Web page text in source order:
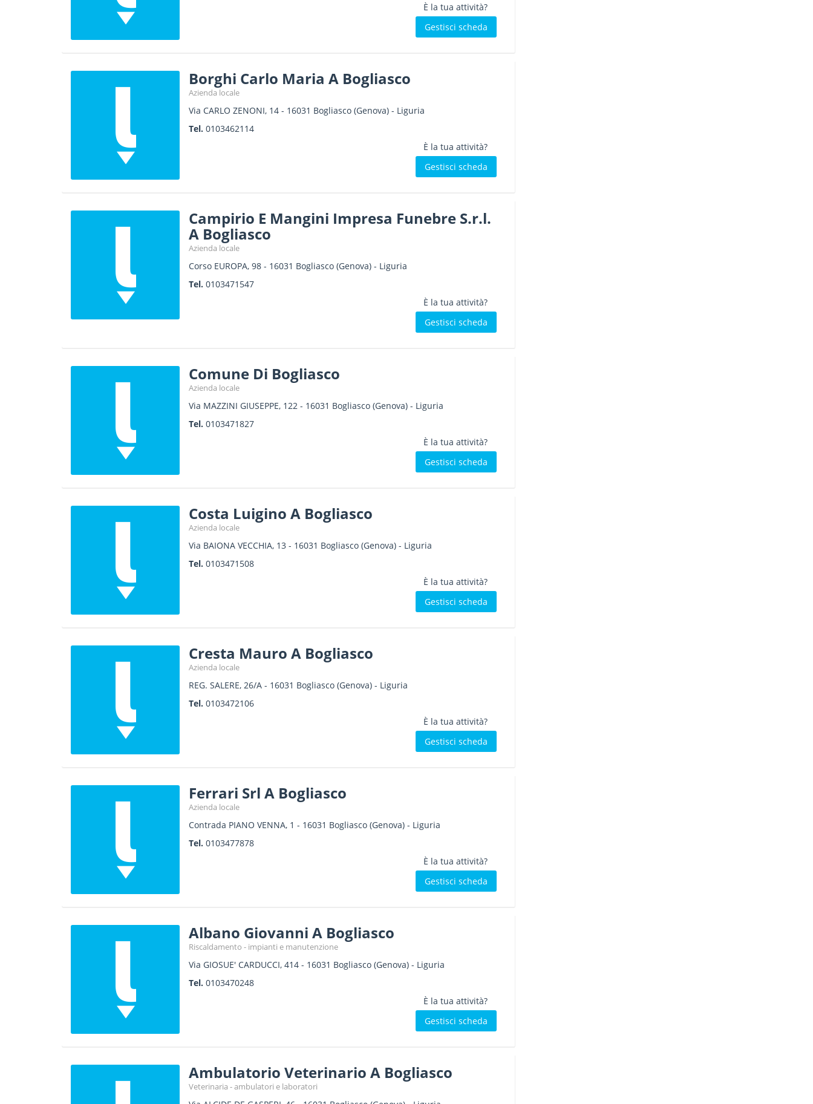
È la tua attività?
Gestisci scheda
Borghi Carlo Maria A Bogliasco
Azienda locale
Via CARLO ZENONI, 14- 16031 Bogliasco(Genova) - Liguria
Tel. 0103462114
È la tua attività?
Gestisci scheda
Campirio E Mangini Impresa Funebre S.r.l.
A Bogliasco
Azienda locale
Corso EUROPA, 98- 16031 Bogliasco(Genova) - Liguria
Tel. 0103471547
È la tua attività?
Gestisci scheda
Comune Di Bogliasco
Azienda locale
Via MAZZINI GIUSEPPE, 122- 16031 Bogliasco(Genova) - Liguria
Tel. 0103471827
È la tua attività?
Gestisci scheda
Costa Luigino A Bogliasco
Azienda locale
Via BAIONA VECCHIA, 13- 16031 Bogliasco(Genova) - Liguria
Tel. 0103471508
È la tua attività?
Gestisci scheda
Cresta Mauro A Bogliasco
Azienda locale
REG. SALERE, 26/A- 16031 Bogliasco(Genova) - Liguria
Tel. 0103472106
È la tua attività?
Gestisci scheda
Ferrari Srl A Bogliasco
Azienda locale
Contrada PIANO VENNA, 1 - 16031 Bogliasco(Genova) - Liguria
Tel. 0103477878
È la tua attività?
Gestisci scheda
Albano Giovanni A Bogliasco
Riscaldamento - impianti e manutenzione
Via GIOSUE' CARDUCCI, 414- 16031 Bogliasco(Genova) - Liguria
Tel. 0103470248
È la tua attività?
Gestisci scheda
Ambulatorio Veterinario A Bogliasco
Veterinaria - ambulatori e laboratori